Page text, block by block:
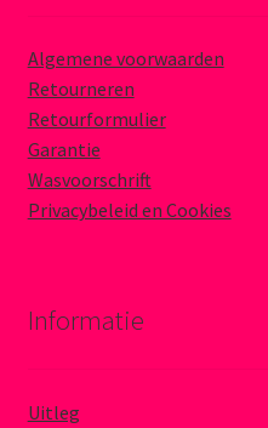
Algemene voorwaarden
Retourneren
Retourformulier
Garantie
Wasvoorschrift
Privacybeleid en Cookies
Informatie
Uitleg